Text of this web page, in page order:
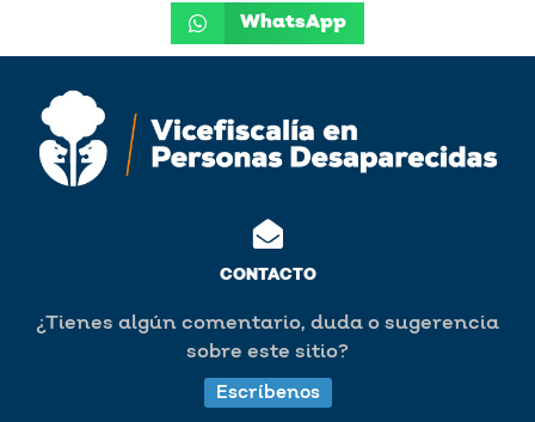
WhatsApp
CONTACTO
¿Tienes algún comentario, duda o sugerencia
sobre este sitio?
Escríbenos